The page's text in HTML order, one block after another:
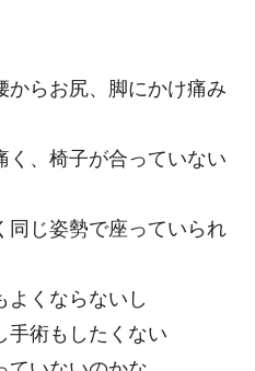
からお尻、脚にかけ痛み
く、椅子が合っていない
同じ姿勢で座っていられ
よくならないし
手術もしたくない